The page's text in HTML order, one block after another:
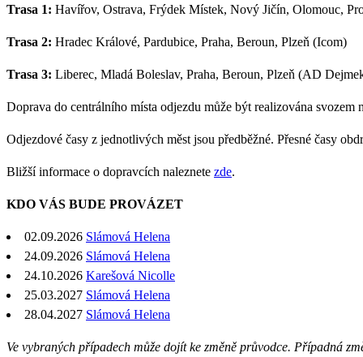
Trasa 1: Havířov, Ostrava, Frýdek Místek, Nový Jičín, Olomouc,
Trasa 2: Hradec Králové, Pardubice, Praha, Beroun, Plzeň (Icom)
Trasa 3: Liberec, Mladá Boleslav, Praha, Beroun, Plzeň (AD
Doprava do centrálního místa odjezdu může být realizována
Odjezdové časy z jednotlivých měst jsou předběžné. Přesné časy
Bližší informace o dopravcích naleznete zde.
KDO VÁS BUDE PROVÁZET
02.09.2026 Slámová Helena
24.09.2026 Slámová Helena
24.10.2026 Karešová Nicolle
25.03.2027 Slámová Helena
28.04.2027 Slámová Helena
Ve vybraných případech může dojít ke změně průvodce. Případná